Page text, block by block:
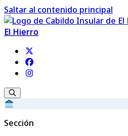
Saltar al contenido principal
El Hierro
Sección